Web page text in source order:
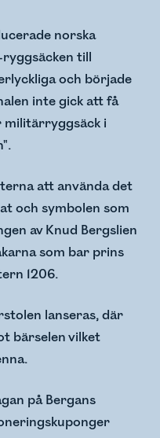
norska
till
och började
inte gick att få
militärryggsäck i
att använda det
och symbolen som
av Knud Bergslien
som bar prins
1206.
lanseras, där
bärselen vilket
på Bergans